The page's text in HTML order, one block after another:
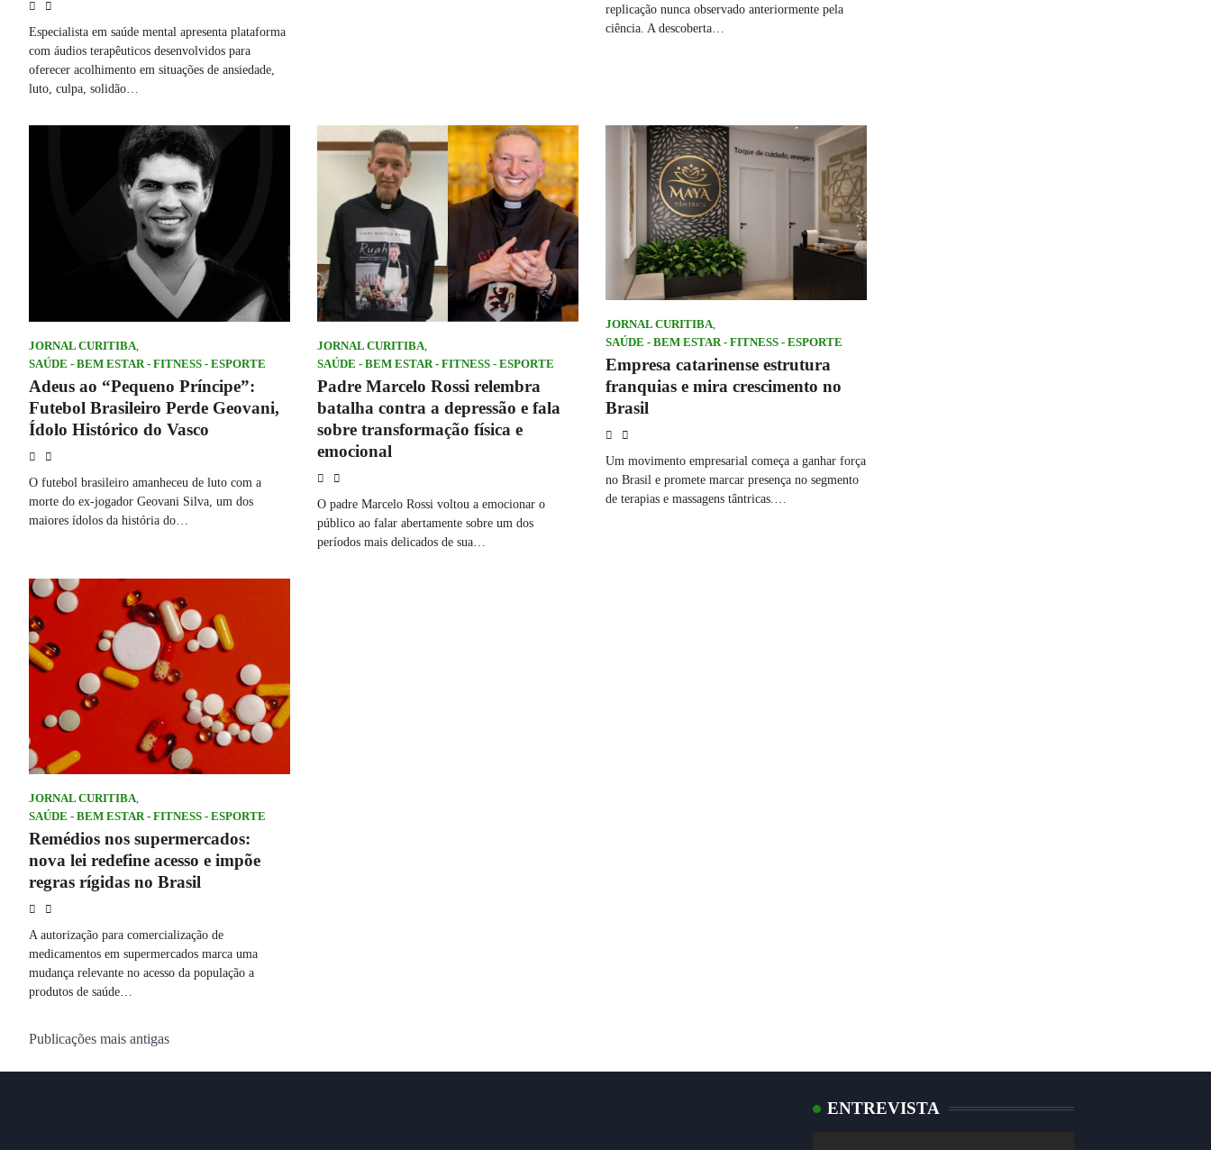
Especialista em saúde mental apresenta plataforma
com áudios terapêuticos desenvolvidos para
oferecer acolhimento em situações de ansiedade,
luto, culpa, solidão…
replicação nunca observado anteriormente pela
ciência. A descoberta…
JORNAL CURITIBA,
SAÚDE - BEM ESTAR - FITNESS - ESPORTE
Adeus ao “Pequeno Príncipe”:
Futebol Brasileiro Perde Geovani,
Ídolo Histórico do Vasco
O futebol brasileiro amanheceu de luto com a
morte do ex-jogador Geovani Silva, um dos
maiores ídolos da história do…
JORNAL CURITIBA,
SAÚDE - BEM ESTAR - FITNESS - ESPORTE
Padre Marcelo Rossi relembra
batalha contra a depressão e fala
sobre transformação física e
emocional
O padre Marcelo Rossi voltou a emocionar o
público ao falar abertamente sobre um dos
períodos mais delicados de sua…
JORNAL CURITIBA
SAÚDE - BEM ESTAR - FITNESS - ESPORTE
Empresa catarinense estrutura
franquias e mira crescimento no
Brasil
Um movimento empresarial começa a ganhar força
no Brasil e promete marcar presença no segmento
de terapias e massagens tântricas.…
JORNAL CURITIBA,
SAÚDE - BEM ESTAR - FITNESS - ESPORTE
Remédios nos supermercados:
nova lei redefine acesso e impõe
regras rígidas no Brasil
A autorização para comercialização de
medicamentos em supermercados marca uma
mudança relevante no acesso da população a
produtos de saúde…
Navegação
por
Publicações mais antigas
ENTREVISTA